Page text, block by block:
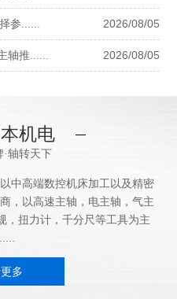
2026/08/05
参......
2026/08/05
轴推......
机电
·轴转天下
中高端数控机床加工以及精密
，以高速主轴，电主轴，气主
，扭力计，千分尺等工具为主
多